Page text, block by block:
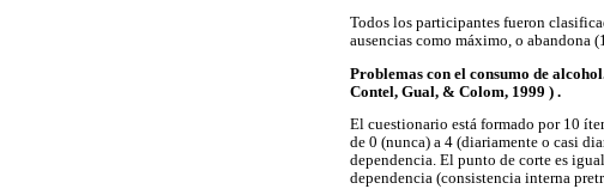
Todos los participantes fueron
ausencias como máximo, o abandona
Problemas con el consumo de
Contel, Gual, & Colom, 1999 ) .
El cuestionario está formado por 10
de 0 (nunca) a 4 (diariamente o casi
dependencia. El punto de corte es
dependencia (consistencia interna